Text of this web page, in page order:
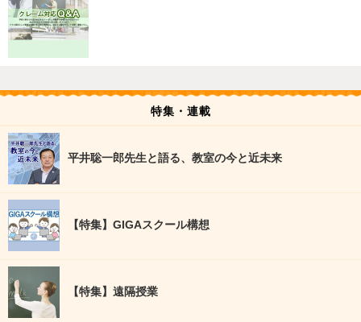
特集・連載
平井聡一郎先生と語る、教室の今と近未来
【特集】GIGAスクール構想
【特集】遠隔授業